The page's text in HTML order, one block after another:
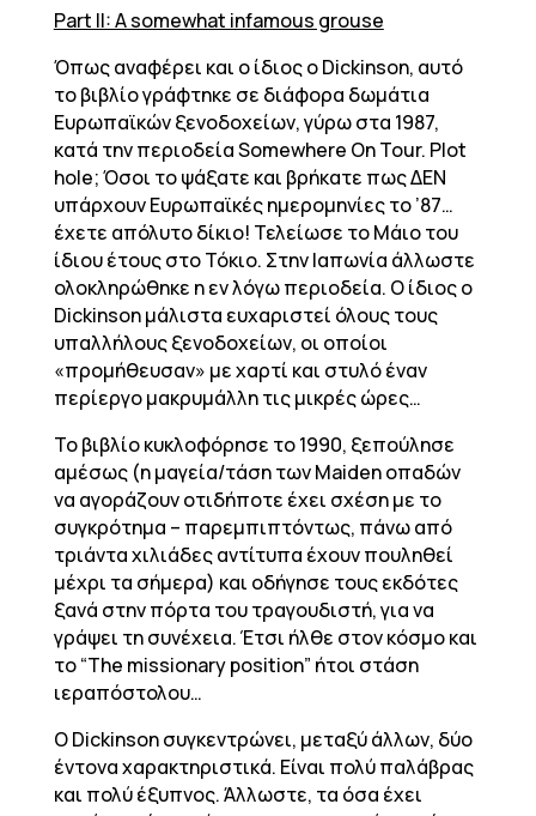
Part II: A somewhat infamous grouse
Όπως αναφέρει και ο ίδιος ο Dickinson, αυτό
το βιβλίο γράφτηκε σε διάφορα δωμάτια
Ευρωπαϊκών ξενοδοχείων, γύρω στα 1987,
κατά την περιοδεία Somewhere On Tour. Plot
hole; Όσοι το ψάξατε και βρήκατε πως ΔΕΝ
υπάρχουν Ευρωπαϊκές ημερομηνίες το ’87…
έχετε απόλυτο δίκιο! Τελείωσε το Μάιο του
ίδιου έτους στο Τόκιο. Στην Ιαπωνία άλλωστε
ολοκληρώθηκε η εν λόγω περιοδεία. Ο ίδιος ο
Dickinson μάλιστα ευχαριστεί όλους τους
υπαλλήλους ξενοδοχείων, οι οποίοι
«προμήθευσαν» με χαρτί και στυλό έναν
περίεργο μακρυμάλλη τις μικρές ώρες…
Το βιβλίο κυκλοφόρησε το 1990, ξεπούλησε
αμέσως (η μαγεία/τάση των Maiden οπαδών
να αγοράζουν οτιδήποτε έχει σχέση με το
συγκρότημα – παρεμπιπτόντως, πάνω από
τριάντα χιλιάδες αντίτυπα έχουν πουληθεί
μέχρι τα σήμερα) και οδήγησε τους εκδότες
ξανά στην πόρτα του τραγουδιστή, για να
γράψει τη συνέχεια. Έτσι ήλθε στον κόσμο και
το “The missionary position” ήτοι στάση
ιεραπόστολου…
Ο Dickinson συγκεντρώνει, μεταξύ άλλων, δύο
έντονα χαρακτηριστικά. Είναι πολύ παλάβρας
και πολύ έξυπνος. Άλλωστε, τα όσα έχει